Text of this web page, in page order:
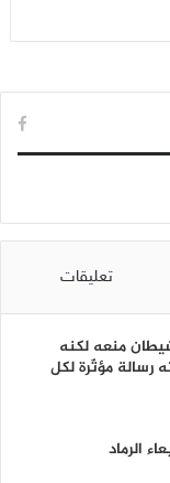
تعليقات
منعه لكنه
رسالة مؤثّرة لكل
الرماد